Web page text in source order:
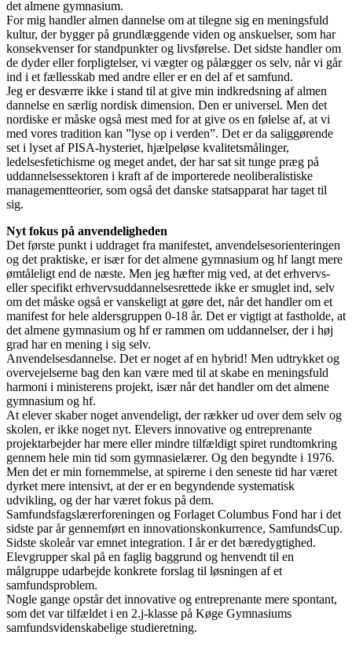
det almene gymnasium.
For mig handler almen dannelse om at tilegne sig en meningsfuld
kultur, der bygger på grundlæggende viden og anskuelser, som har
konsekvenser for standpunkter og livsførelse. Det sidste handler om
de dyder eller forpligtelser, vi vægter og pålægger os selv, når vi går
ind i et fællesskab med andre eller er en del af et samfund.
Jeg er desværre ikke i stand til at give min indkredsning af almen
dannelse en særlig nordisk dimension. Den er universel. Men det
nordiske er måske også mest med for at give os en følelse af, at vi
med vores tradition kan ”lyse op i verden”. Det er da saliggørende
set i lyset af PISA-hysteriet, hjælpeløse kvalitetsmålinger,
ledelsesfetichisme og meget andet, der har sat sit tunge præg på
uddannelsessektoren i kraft af de importerede neoliberalistiske
managementteorier, som også det danske statsapparat har taget til
sig.
Nyt fokus på anvendeligheden
Det første punkt i uddraget fra manifestet, anvendelsesorienteringen
og det praktiske, er især for det almene gymnasium og hf langt mere
ømtåleligt end de næste. Men jeg hæfter mig ved, at det erhvervs-
eller specifikt erhvervsuddannelsesrettede ikke er smuglet ind, selv
om det måske også er vanskeligt at gøre det, når det handler om et
manifest for hele aldersgruppen 0-18 år. Det er vigtigt at fastholde, at
det almene gymnasium og hf er rammen om uddannelser, der i høj
grad har en mening i sig selv.
Anvendelsesdannelse. Det er noget af en hybrid! Men udtrykket og
overvejelserne bag den kan være med til at skabe en meningsfuld
harmoni i ministerens projekt, især når det handler om det almene
gymnasium og hf.
At elever skaber noget anvendeligt, der rækker ud over dem selv og
skolen, er ikke noget nyt. Elevers innovative og entreprenante
projektarbejder har mere eller mindre tilfældigt spiret rundtomkring
gennem hele min tid som gymnasielærer. Og den begyndte i 1976.
Men det er min fornemmelse, at spirerne i den seneste tid har været
dyrket mere intensivt, at der er en begyndende systematisk
udvikling, og der har været fokus på dem.
Samfundsfagslærerforeningen og Forlaget Columbus Fond har i det
sidste par år gennemført en innovationskonkurrence, SamfundsCup.
Sidste skoleår var emnet integration. I år er det bæredygtighed.
Elevgrupper skal på en faglig baggrund og henvendt til en
målgruppe udarbejde konkrete forslag til løsningen af et
samfundsproblem.
Nogle gange opstår det innovative og entreprenante mere spontant,
som det var tilfældet i en 2.j-klasse på Køge Gymnasiums
samfundsvidenskabelige studieretning.